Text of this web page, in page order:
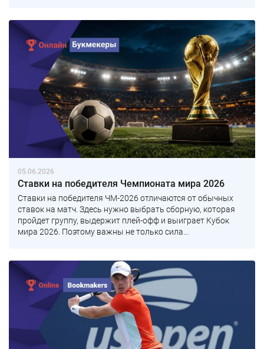
05.06.2026
Ставки на победителя Чемпионата мира 2026
Ставки на победителя ЧМ-2026 отличаются от обычных
ставок на матч. Здесь нужно выбрать сборную, которая
пройдет группу, выдержит плей-офф и выиграет Кубок
мира 2026. Поэтому важны не только сила...